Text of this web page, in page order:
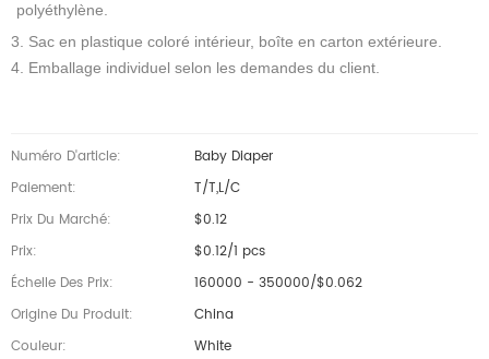
polyéthylène.
3. Sac en plastique coloré intérieur, boîte en carton extérieure.
4. Emballage individuel selon les demandes du client.
Numéro D'article:
Baby Diaper
Paiement:
T/T,L/C
Prix Du Marché:
$0.12
Prix:
$0.12/1 pcs
Échelle Des Prix:
160000 - 350000/$0.062
Origine Du Produit:
China
Couleur:
White